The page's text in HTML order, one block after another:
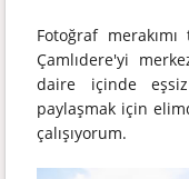
Fotoğraf
Çamlıdere'yi
daire içinde
paylaşmak için
çalışıyorum.